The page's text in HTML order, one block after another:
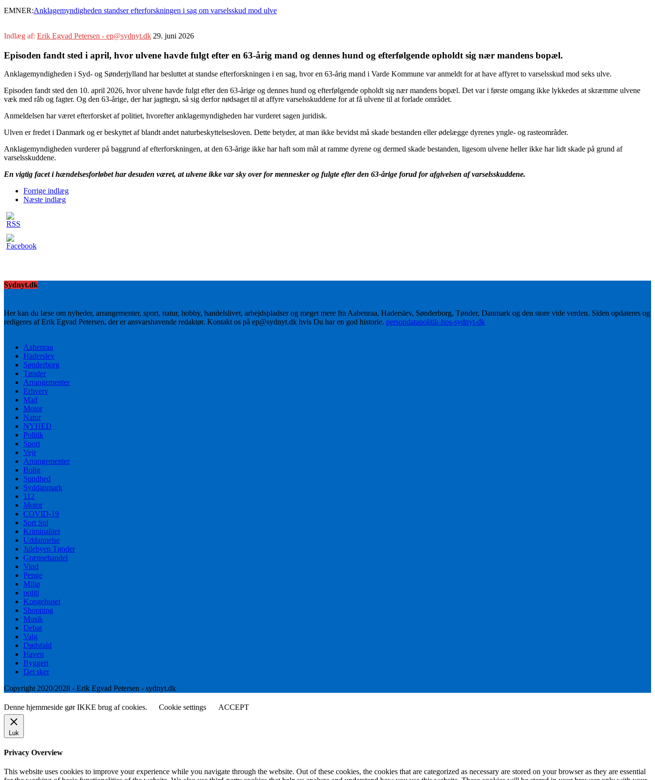
EMNER:Anklagemyndigheden standser efterforskningen i sag om varselsskud mod ulve
Indlæg af: Erik Egvad Petersen - ep@sydnyt.dk 29. juni 2026
Episoden fandt sted i april, hvor ulvene havde fulgt efter en 63-årig mand og dennes hund og efterfølgende opholdt sig nær mandens bopæl.
Anklagemyndigheden i Syd- og Sønderjylland har besluttet at standse efterforskningen i en sag, hvor en 63-årig mand i Varde Kommune var anmeldt for at have affyret to varselsskud mod seks ulve.
Episoden fandt sted den 10. april 2026, hvor ulvene havde fulgt efter den 63-årige og dennes hund og efterfølgende opholdt sig nær mandens bopæl. Det var i første omgang ikke lykkedes at skræmme ulvene
væk med råb og fagter. Og den 63-årige, der har jagttegn, så sig derfor nødsaget til at affyre varselsskuddene for at få ulvene til at forlade området.
Anmeldelsen har været efterforsket af politiet, hvorefter anklagemyndigheden har vurderet sagen juridisk.
Ulven er fredet i Danmark og er beskyttet af blandt andet naturbeskyttelsesloven. Dette betyder, at man ikke bevidst må skade bestanden eller ødelægge dyrenes yngle- og rasteområder.
Anklagemyndigheden vurderer på baggrund af efterforskningen, at den 63-årige ikke har haft som mål at ramme dyrene og dermed skade bestanden, ligesom ulvene heller ikke har lidt skade på grund af
varselsskuddene.
En vigtig facet i hændelsesforløbet har desuden været, at ulvene ikke var sky over for mennesker og fulgte efter den 63-årige forud for afgivelsen af varselsskuddene.
Forrige indlæg
Næste indlæg
Sydnyt.dk
Her kan du læse om nyheder, arrangementer, sport, natur, hobby, handelslivet, arbejdspladser og meget mere fra Aabenraa, Haderslev, Sønderborg, Tønder, Danmark og den store vide verden. Siden opdateres og
redigeres af Erik Egvad Petersen, der er ansvarshavende redaktør. Kontakt os på ep@sydnyt.dk hvis Du har en god historie. persondatapolitik-hos-sydnyt-dk
Aabenraa
Haderslev
Sønderborg
Tønder
Arrangementer
Erhverv
Mad
Motor
Natur
NYHED
Politik
Sport
Vejr
Arrangementer
Bolig
Sundhed
Syddanmark
112
Motor
COVID-19
Sort Sol
Kriminalitet
Uddannelse
Julebyen Tønder
Grænsehandel
Vind
Penge
Miljø
politi
Kongehuset
Shopping
Musik
Debat
Valg
Dødsfald
Haven
Byggeri
Det sker
Copyright 2020/2028 - Erik Egvad Petersen - sydnyt.dk
Denne hjemmeside gør IKKE brug af cookies. Cookie settings ACCEPT
Luk
Privacy Overview
This website uses cookies to improve your experience while you navigate through the website. Out of these cookies, the cookies that are categorized as necessary are stored on your browser as they are essential